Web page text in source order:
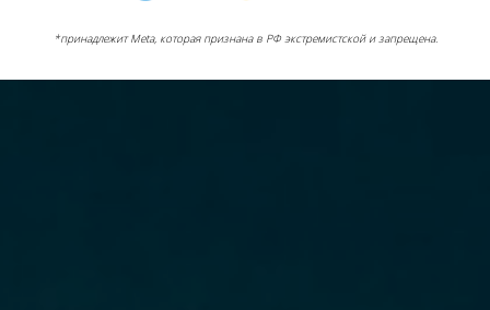
*принадлежит Meta, которая признана в РФ экстремистской и запрещена.